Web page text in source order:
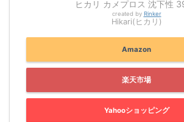
ヒカリ カメプロス 沈下性
created by Rinker
Hikari(ヒカリ)
Amazon
楽天市場
Yahooショッピング